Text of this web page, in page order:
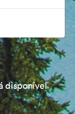
disponível